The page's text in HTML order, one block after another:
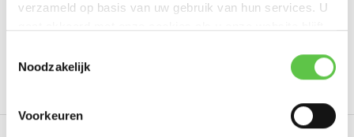
verzameld op basis van uw gebruik van hun services. U
Noodzakelijk
Voorkeuren
Tags
3509108 LIC-